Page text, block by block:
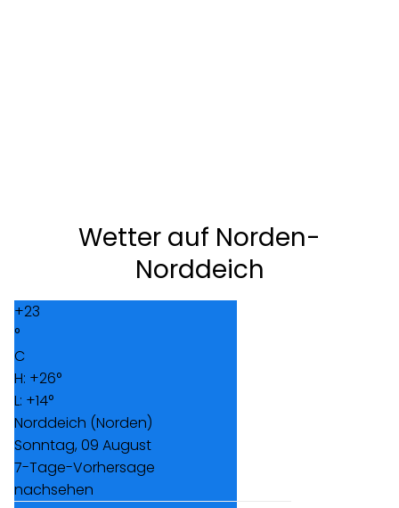
Wetter auf Norden-
Norddeich
+23
°
C
H: +26°
L: +14°
Norddeich (Norden)
Sonntag, 09 August
7-Tage-Vorhersage
nachsehen